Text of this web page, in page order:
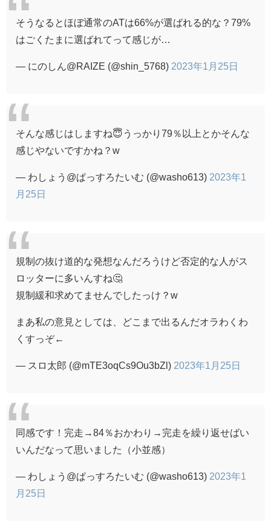
そうなるとほぼ通常のATは66%が選ばれる的な？79%
はごくたまに選ばれてって感じが…
— にのしん@RAIZE (@shin_5768) 2023年1月25日
そんな感じはしますね😇うっかり79％以上とかそんな
感じやないですかね？w
— わしょう@ぱっすろたいむ (@washo613) 2023年1
月25日
規制の抜け道的な発想なんだろうけど否定的な人がス
ロッターに多いんすね🤔
規制緩和求めてませんでしたっけ？w
まあ私の意見としては、どこまで出るんだオラわくわ
くすっぞ←
— スロ太郎 (@mTE3oqCs9Ou3bZl) 2023年1月25日
同感です！完走→84％おかわり→完走を繰り返せばい
いんだなって思いました（小並感）
— わしょう@ぱっすろたいむ (@washo613) 2023年1
月25日